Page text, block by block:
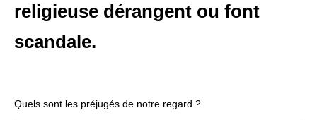
religieuse dérangent ou font
scandale.
Quels sont les préjugés de notre regard ?